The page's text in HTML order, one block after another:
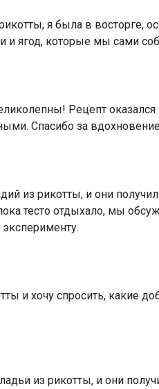
я была в восторге,
и ягод, которые мы сами
Рецепт
Спасибо за
из рикотты, и они
тесто отдыхало, мы
и хочу спросить, какие
из рикотты, и они